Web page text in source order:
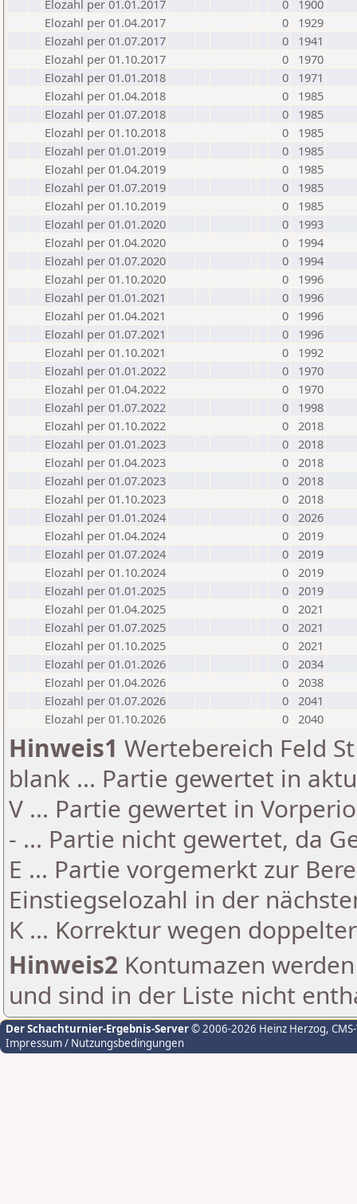
Elozahl per 01.01.2017
0
1900
Elozahl per 01.04.2017
0
1929
Elozahl per 01.07.2017
0
1941
Elozahl per 01.10.2017
0
1970
Elozahl per 01.01.2018
0
1971
Elozahl per 01.04.2018
0
1985
Elozahl per 01.07.2018
0
1985
Elozahl per 01.10.2018
0
1985
Elozahl per 01.01.2019
0
1985
Elozahl per 01.04.2019
0
1985
Elozahl per 01.07.2019
0
1985
Elozahl per 01.10.2019
0
1985
Elozahl per 01.01.2020
0
1993
Elozahl per 01.04.2020
0
1994
Elozahl per 01.07.2020
0
1994
Elozahl per 01.10.2020
0
1996
Elozahl per 01.01.2021
0
1996
Elozahl per 01.04.2021
0
1996
Elozahl per 01.07.2021
0
1996
Elozahl per 01.10.2021
0
1992
Elozahl per 01.01.2022
0
1970
Elozahl per 01.04.2022
0
1970
Elozahl per 01.07.2022
0
1998
Elozahl per 01.10.2022
0 2018
Elozahl per 01.01.2023
0 2018
Elozahl per 01.04.2023
0 2018
Elozahl per 01.07.2023
0 2018
Elozahl per 01.10.2023
0 2018
Elozahl per 01.01.2024
0 2026
Elozahl per 01.04.2024
0 2019
Elozahl per 01.07.2024
0 2019
Elozahl per 01.10.2024
0 2019
Elozahl per 01.01.2025
0 2019
Elozahl per 01.04.2025
0 2021
Elozahl per 01.07.2025
0 2021
Elozahl per 01.10.2025
0 2021
Elozahl per 01.01.2026
0 2034
Elozahl per 01.04.2026
0 2038
Elozahl per 01.07.2026
0 2041
Elozahl per 01.10.2026
0 2040
Hinweis1 Wertebereich Feld
blank ... Partie gewertet in
V ... Partie gewertet in
- ... Partie nicht gewertet, da
E ... Partie vorgemerkt zur
Einstiegselozahl in der
K ... Korrektur wegen
Hinweis2 Kontumazen
und sind in der Liste nicht
Der Schachturnier-Ergebnis-Server© 2006-2026 Heinz Herzog,
Impressum / Nutzungsbedingungen